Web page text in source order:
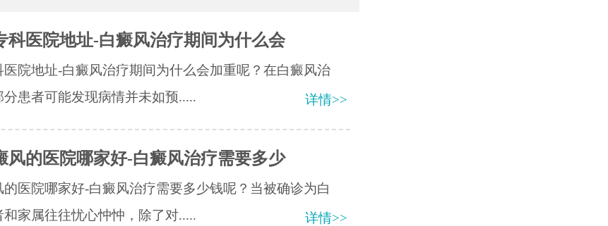
科医院地址-白癜风治疗期间为什么会
医院地址-白癜风治疗期间为什么会加重呢？在白癜风治
患者可能发现病情并未如预.....
详情>>
风的医院哪家好-白癜风治疗需要多少
的医院哪家好-白癜风治疗需要多少钱呢？当被确诊为白
家属往往忧心忡忡，除了对.....
详情>>